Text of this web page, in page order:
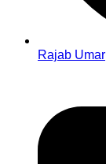
Rajab Umar